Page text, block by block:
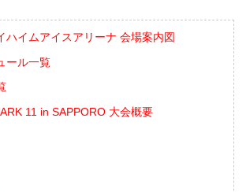
ハイムアイスアリーナ 会場案内図
ール一覧
11 in SAPPORO 大会概要